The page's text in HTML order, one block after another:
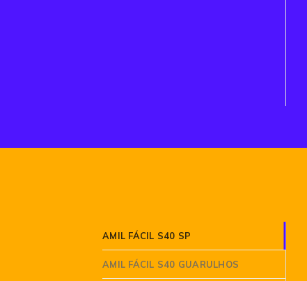
AMIL FÁCIL S40 SP
AMIL FÁCIL S40 GUARULHOS